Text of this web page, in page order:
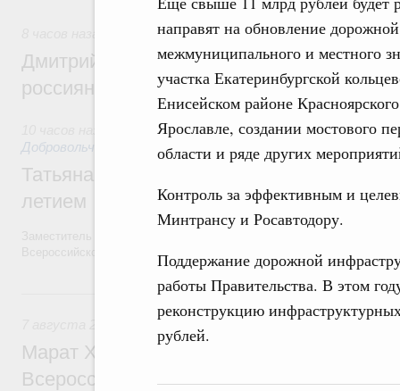
направят на обновление
межмуниципального и местного
участка Екатеринбургской
Енисейском районе
Ярославле, создании мостового
области и ряде других
Контроль за эффективным и
Минтрансу и Росавтодору.
Поддержание дорожной
работы Правительства. В этом
реконструкцию
рублей.
Спорт высших достижений и массовый
Дмитрий Чернышенко и Михаил
россиян с Днём физкультурника
Социальные инновации. Некоммерческие
Добровольчество и волонтёрство. Благотворительность
Татьяна Голикова поздравила
летием
Всероссийского общественного движения «Волонтёры-медики» с
Вчера
Экономика городов. Городская среда
Марат Хуснуллин провёл заседание
Всероссийского конкурса лучших